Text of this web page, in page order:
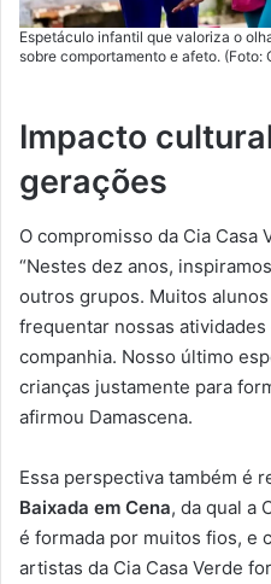
Espetáculo infantil que valoriza o
sobre comportamento e afeto. (Foto:
Impacto
gerações
O compromisso da Cia Casa
“Nestes dez anos,
outros grupos. Muitos
frequentar nossas
companhia. Nosso último
crianças justamente para
afirmou Damascena.
Essa perspectiva também é
Baixada em Cena, da qual a
é formada por muitos fios, e
artistas da Cia Casa Verde